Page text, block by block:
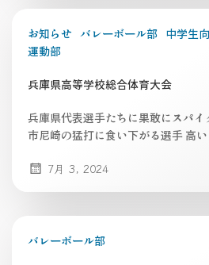
お知らせ バレーボール部 中学生
運動部
兵庫県高等学校総合体育大会
兵庫県代表選手たちに果敢にスパ
市尼崎の猛打に食い下がる選手 高
7月 3, 2024
バレーボール部